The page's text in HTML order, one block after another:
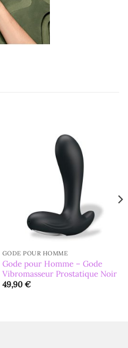
GODE POUR HOMME
Gode pour Homme – Gode
Vibromasseur Prostatique Noir
49,90€